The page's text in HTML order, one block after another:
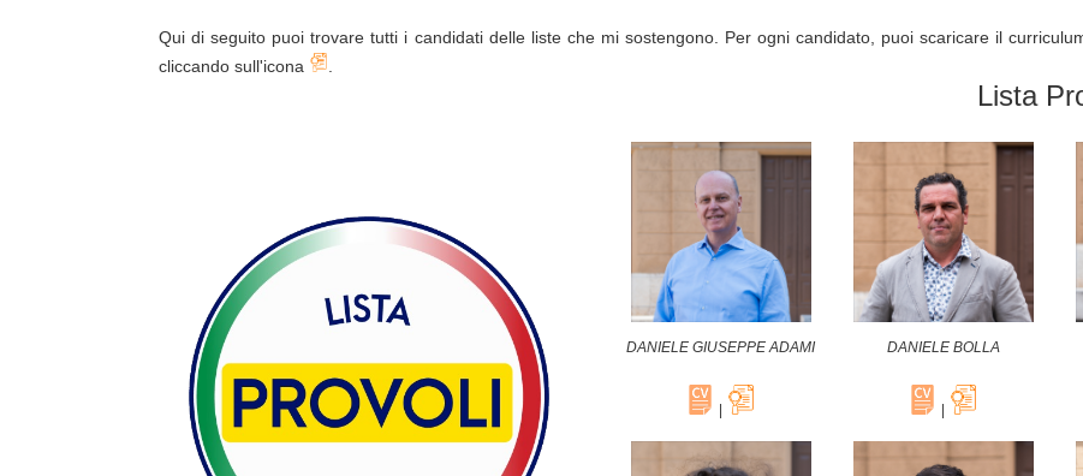
Qui di seguito puoi trovare tutti i candidati delle liste che mi sostengono. Per ogni candidato, puoi scaricare il
cliccando sull'icona
Lista
DANIELE GIUSEPPE ADAMI
|
DANIELE BOLLA
|